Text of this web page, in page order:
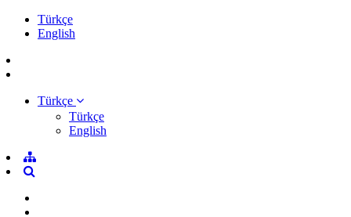
Türkçe
English
Türkçe
Türkçe
English